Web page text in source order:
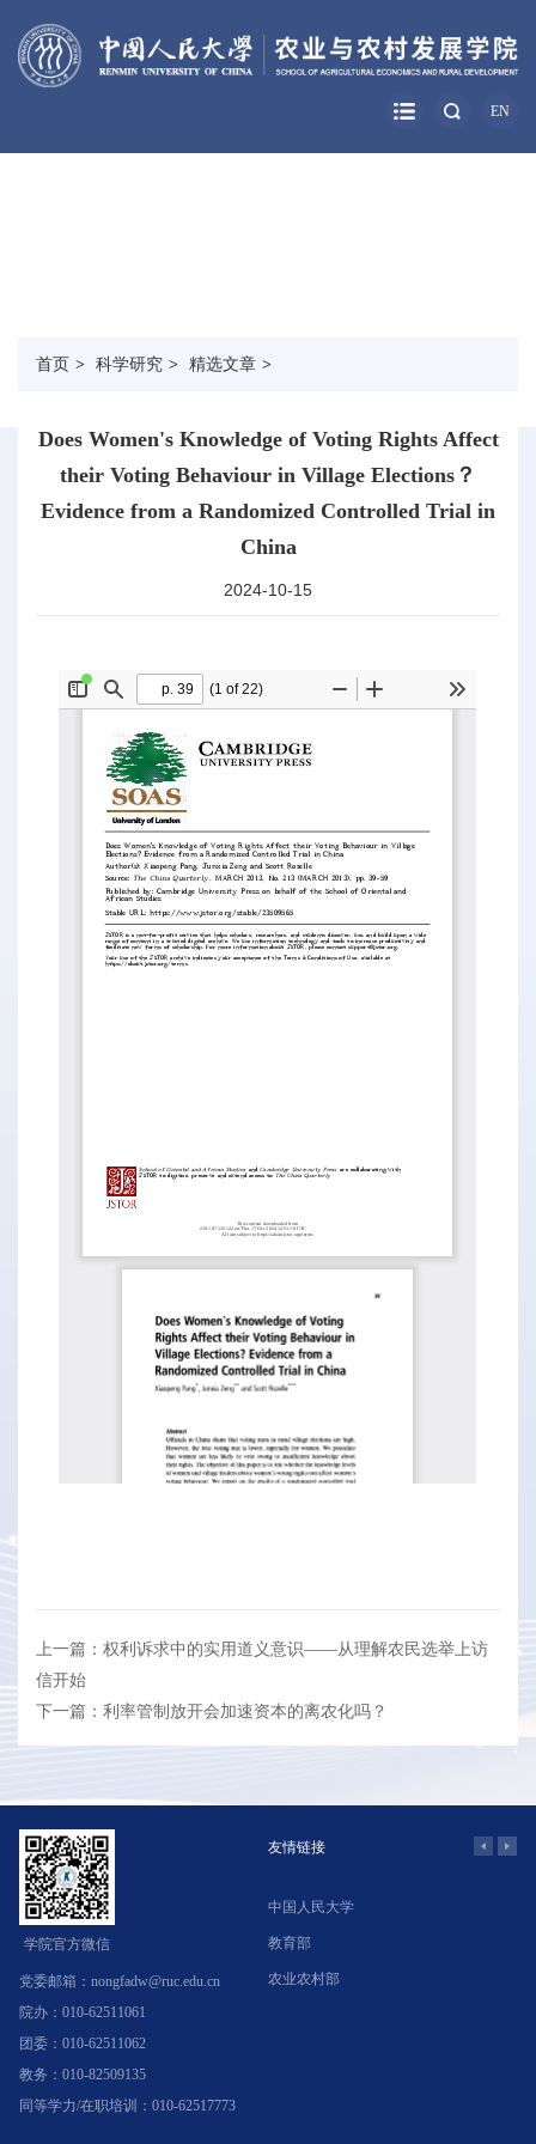
EN
首页 > 科学研究 > 精选文章 >
Does Women's Knowledge of Voting Rights Affect
their Voting Behaviour in Village Elections？
Evidence from a Randomized Controlled Trial in
China
2024-10-15
上一篇：权利诉求中的实用道义意识——从理解农民选举上访
信开始
下一篇：利率管制放开会加速资本的离农化吗？
学院官方微信
党委邮箱：nongfadw@ruc.edu.cn
院办：010-62511061
团委：010-62511062
教务：010-82509135
同等学力/在职培训：010-62517773
友情链接
中国人民大学
教育部
农业农村部